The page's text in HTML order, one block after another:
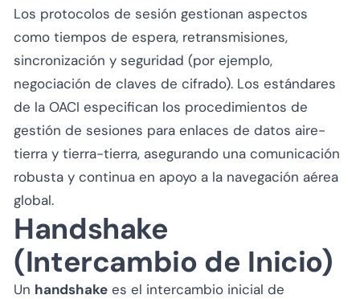
Los protocolos de sesión gestionan aspectos
como tiempos de espera, retransmisiones,
sincronización y seguridad (por ejemplo,
negociación de claves de cifrado). Los estándares
de la OACI especifican los procedimientos de
gestión de sesiones para enlaces de datos aire-
tierra y tierra-tierra, asegurando una comunicación
robusta y continua en apoyo a la navegación aérea
global.
Handshake
(Intercambio de Inicio)
Un handshake es el intercambio inicial de